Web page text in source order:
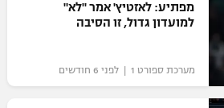
מפתיע: לאזטיץ' אמר "לא"
למועדון גדול, זו הסיבה
מערכת ספורט 1 | לפני 6 חודשים